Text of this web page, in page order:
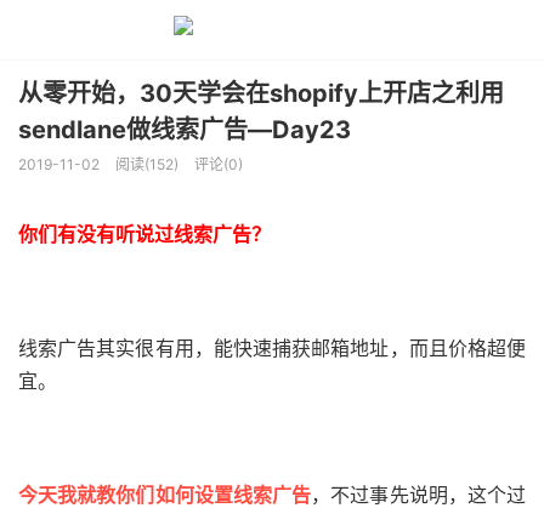
从零开始，30天学会在shopify上开店之利用
sendlane做线索广告—Day23
2019-11-02 阅读(152) 评论(0)
你们有没有听说过线索广告？
线索广告其实很有用，能快速捕获邮箱地址，而且价格超便
宜。
今天我就教你们如何设置线索广告，不过事先说明，这个过